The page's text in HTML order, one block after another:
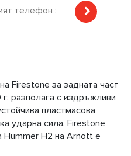
Firestone за задната част
разполага с издръжливи
пластмасова
ударна сила. Firestone
Hummer H2 на Arnott е